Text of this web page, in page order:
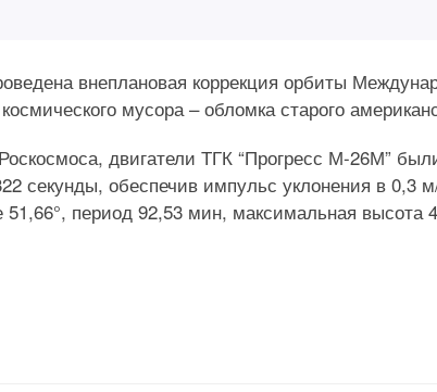
внеплановая коррекция орбиты
мусора – обломка старого
двигатели ТГК “Прогресс М-26М”
секунды, обеспечив импульс уклонения в
51,66°, период 92,53 мин, максимальная